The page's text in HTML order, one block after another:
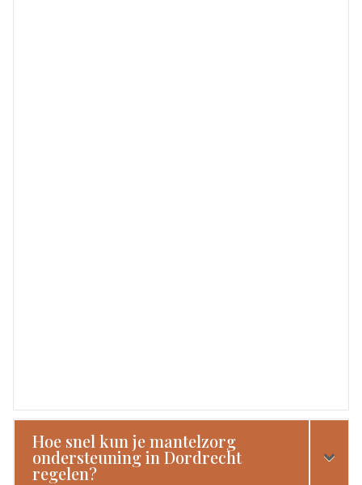
Hoe snel kun je mantelzorg
ondersteuning in Dordrecht
regelen?